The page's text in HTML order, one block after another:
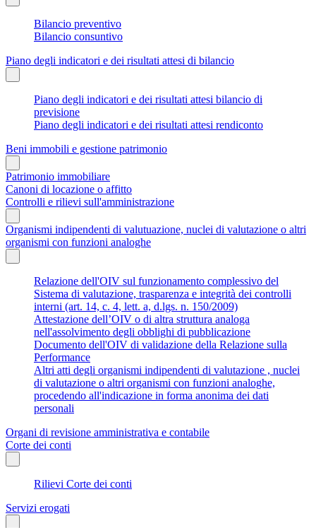
Bilancio preventivo
Bilancio consuntivo
Piano degli indicatori e dei risultati attesi di bilancio
Piano degli indicatori e dei risultati attesi bilancio di
previsione
Piano degli indicatori e dei risultati attesi rendiconto
Beni immobili e gestione patrimonio
Patrimonio immobiliare
Canoni di locazione o affitto
Controlli e rilievi sull'amministrazione
Organismi indipendenti di valutuazione, nuclei di valutazione o altri
organismi con funzioni analoghe
Relazione dell'OIV sul funzionamento complessivo del
Sistema di valutazione, trasparenza e integrità dei controlli
interni (art. 14, c. 4, lett. a, d.lgs. n. 150/2009)
Attestazione dell’OIV o di altra struttura analoga
nell'assolvimento degli obblighi di pubblicazione
Documento dell'OIV di validazione della Relazione sulla
Performance
Altri atti degli organismi indipendenti di valutazione , nuclei
di valutazione o altri organismi con funzioni analoghe,
procedendo all'indicazione in forma anonima dei dati
personali
Organi di revisione amministrativa e contabile
Corte dei conti
Rilievi Corte dei conti
Servizi erogati